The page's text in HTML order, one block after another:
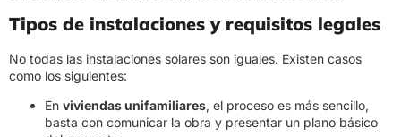
Tipos de instalaciones y requisitos legales
No todas las instalaciones solares son iguales. Existen casos
como los siguientes:
En viviendas unifamiliares, el proceso es más sencillo,
basta con comunicar la obra y presentar un plano básico